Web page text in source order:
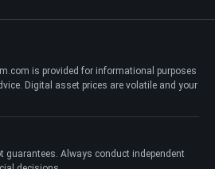
is provided for informational purposes
Digital asset prices are volatile and your
guarantees. Always conduct independent